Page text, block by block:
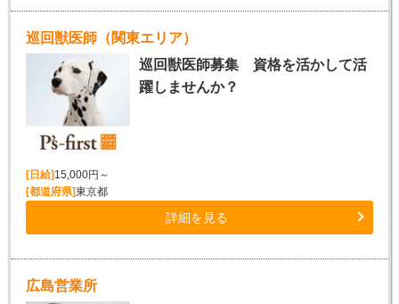
巡回獣医師（関東エリア）
巡回獣医師募集 資格を活かして活
躍しませんか？
[日給] 15,000円～
[都道府県]東京都
詳細を見る
広島営業所